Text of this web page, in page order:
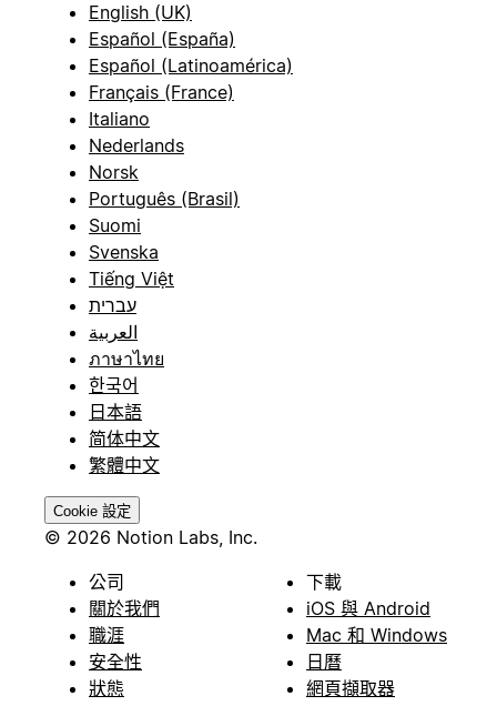
English (UK)
Español (España)
Español (Latinoamérica)
Français (France)
Italiano
Nederlands
Norsk
Português (Brasil)
Suomi
Svenska
Tiếng Việt
עברית
العربية
ภาษาไทย
한국어
日本語
简体中文
繁體中文
Cookie 設定
© 2026 Notion Labs, Inc.
公司
關於我們
職涯
安全性
狀態
下載
iOS 與 Android
Mac 和 Windows
日曆
網頁擷取器